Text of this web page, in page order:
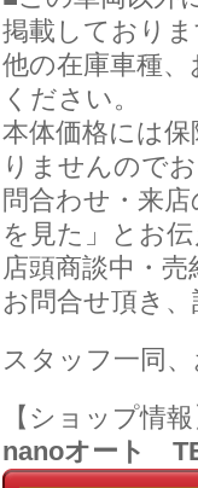
掲載しており
他の在庫車種
ください。
本体価格には
りませんので
問合わせ・来
を見た」とお
店頭商談中・
お問合せ頂き
スタッフ一同
【ショップ情
nanoオート